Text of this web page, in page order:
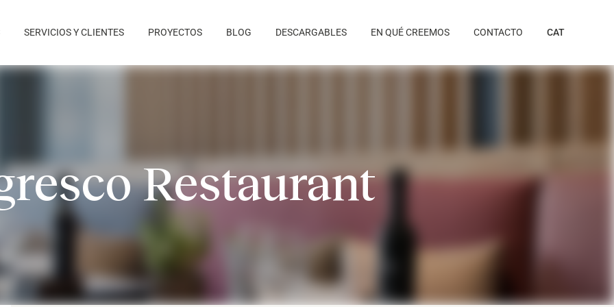
SERVICIOS Y CLIENTES PROYECTOS BLOG DESCARGABLES EN QUÉ CREEMOS CONTACTO CAT
Restaurant